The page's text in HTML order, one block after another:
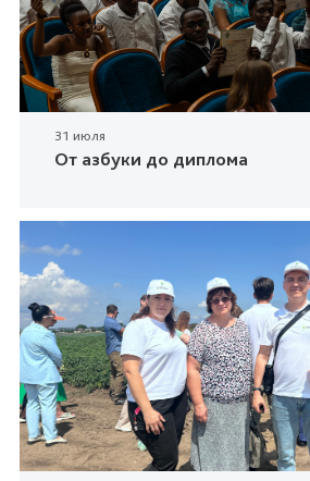
31 июля
От азбуки до диплома